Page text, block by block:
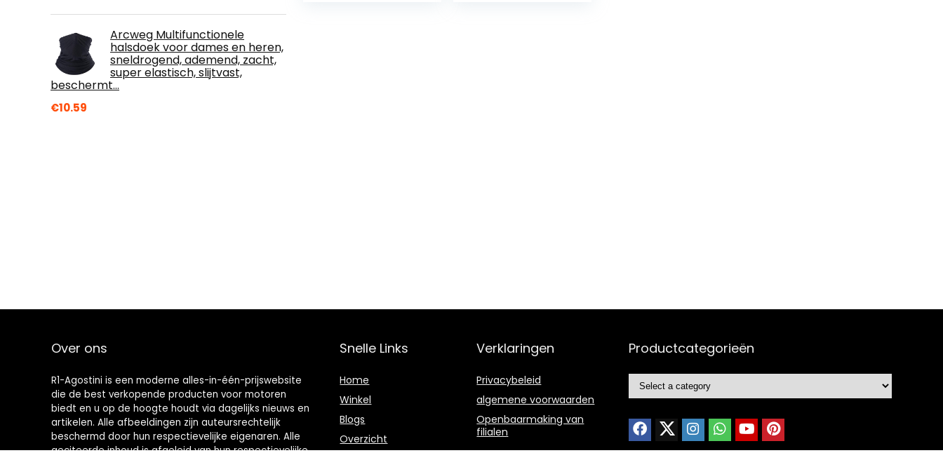
Arcweg Multifunctionele
halsdoek voor dames en heren,
sneldrogend, ademend, zacht,
super elastisch, slijtvast,
beschermt…
€10.59
Over ons
R1-Agostini is een moderne alles-in-één-prijswebsite
die de best verkopende producten voor motoren
biedt en u op de hoogte houdt via dagelijks nieuws en
artikelen. Alle afbeeldingen zijn auteursrechtelijk
beschermd door hun respectievelijke eigenaren. Alle
geciteerde inhoud is afgeleid van hun respectievelijke
Snelle Links
Home
Winkel
Blogs
Overzicht
Verklaringen
Privacybeleid
algemene voorwaarden
Openbaarmaking van
filialen
Productcategorieën